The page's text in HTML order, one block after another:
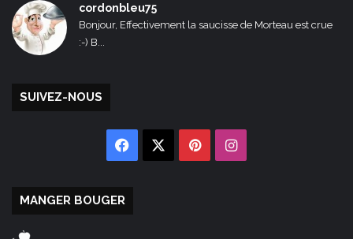
cordonbleu75
Bonjour, Effectivement la saucisse de Morteau est crue
:-) B...
SUIVEZ-NOUS
Facebook PinterestInstagram
MANGER BOUGER